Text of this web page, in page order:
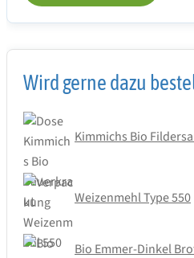
Wird gerne dazu
Kimmichs Bio
Weizenmehl Type 550
Bio Emmer-Dinkel